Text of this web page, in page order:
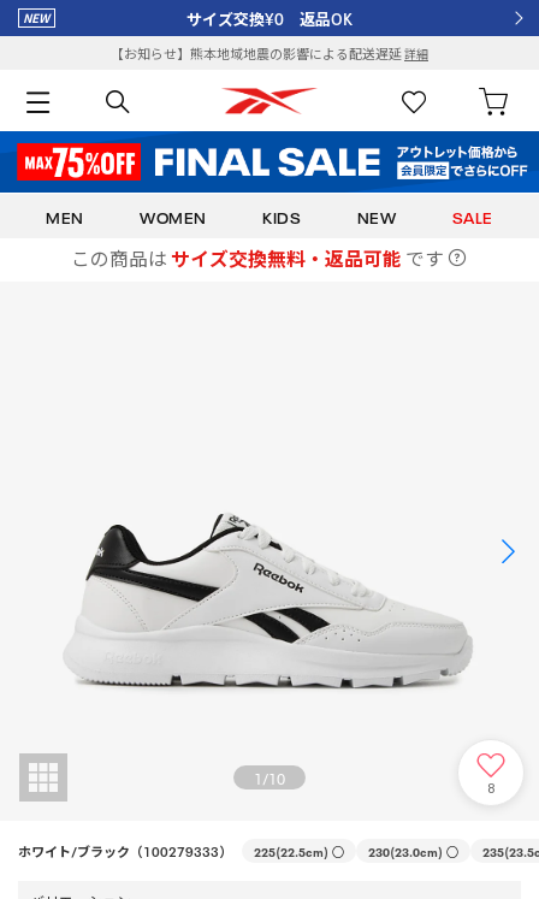
サイズ交換¥0 返品OK
【お知らせ】熊本地域地震の影響による配送遅延詳細
MEN WOMEN KIDS NEW SALE
この商品は サイズ交換無料・返品可能 です
1/10 8
ホワイト/ブラック（100279333） 225(22.5cm) ○ 230(23.0cm) ○